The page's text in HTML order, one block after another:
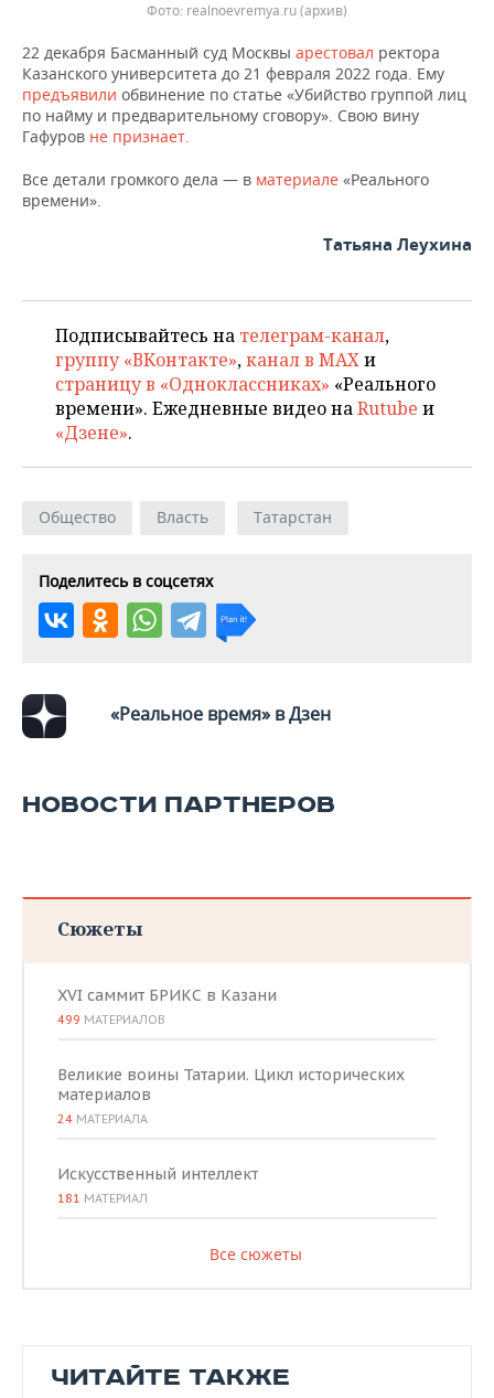
ОТКРЫТАЯ ЛЕКЦИЯ
БАСКЕТБОЛ
ВОЛЕЙБОЛ
КИБЕРСПОРТ
ФИГУРНОЕ КАТАНИЕ
ХОККЕЙ С МЯЧОМ
ИНФРАСТРУКТУРА
ИСТОРИЯ
КУЛЬТУРА
МЕДИЦИНА
ПРОИСШЕСТВИЯ
СПРАВОЧНИК
СПИСОК ПЕРСОН
СПИСОК КОМПАНИЙ
ПОЛНАЯ ВЕРСИЯ
Фото: realnoevremya.ru (архив)
22 декабря Басманный суд Москвы арестовал ректора
Казанского университета до 21 февраля 2022 года. Ему
предъявили обвинение по статье «Убийство группой лиц
по найму и предварительному сговору». Свою вину
Гафуров не признает.
Все детали громкого дела — в материале «Реального
времени».
Татьяна Леухина
Подписывайтесь на телеграм-канал,
группу «ВКонтакте»,канал в MAXи
страницу в «Одноклассниках» «Реального
времени». Ежедневные видео наRutube и
«Дзене».
Общество Власть Татарстан
Поделитесь в соцсетях
«Реальное время» в Дзен
НОВОСТИ ПАРТНЕРОВ
Сюжеты
XVI саммит БРИКС в Казани
499 МАТЕРИАЛОВ
Великие воины Татарии. Цикл исторических
материалов
24 МАТЕРИАЛА
Искусственный интеллект
181 МАТЕРИАЛ
Все сюжеты
ЧИТАЙТЕ ТАКЖЕ